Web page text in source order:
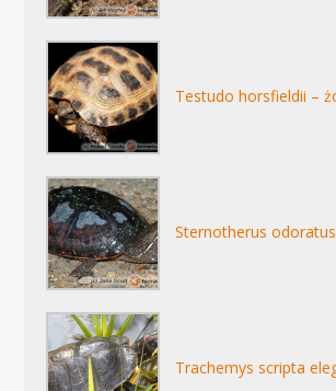
Testudo horsfieldii –
Sternotherus
Trachemys scripta